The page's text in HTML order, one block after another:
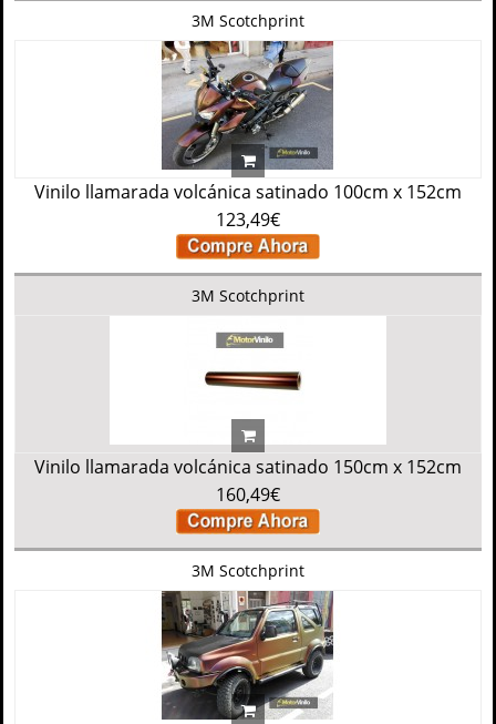
3M Scotchprint
Vinilo llamarada volcánica satinado 100cm x 152cm
123,49€
3M Scotchprint
Vinilo llamarada volcánica satinado 150cm x 152cm
160,49€
3M Scotchprint